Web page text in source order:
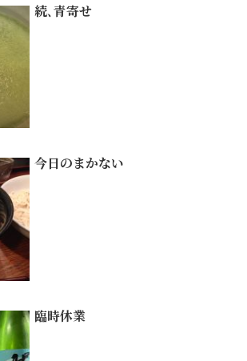
続､青寄せ
今日のまかない
臨時休業